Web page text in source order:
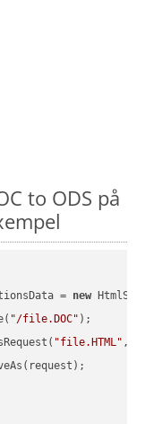
to ODS på
= new
"/file.DOC" );
"file.HTML"